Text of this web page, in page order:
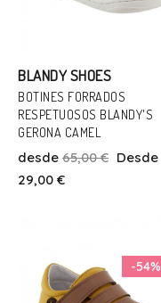
21
BLANDY SHOES
BOTINES FORRADOS
RESPETUOSOS BLANDY'S
GERONA CAMEL
desde 65,00 € Desde
29,00 €
-54%